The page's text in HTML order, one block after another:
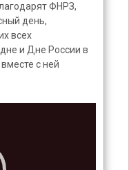
ФНРЗ,
день,
всех
и Дне России в
с ней